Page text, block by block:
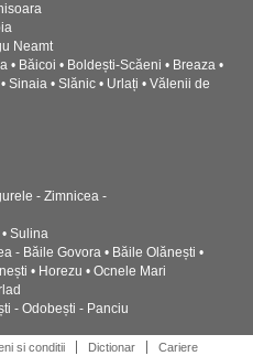
Neamt
Băicoi • Boldești-Scăeni • Breaza •
Sinaia • Slănic • Urlați • Vălenii de
- Zimnicea -
Sulina
- Băile Govora • Băile Olănești •
• Horezu • Ocnele Mari
- Odobești - Panciu
si conditii Dictionar
Cariere